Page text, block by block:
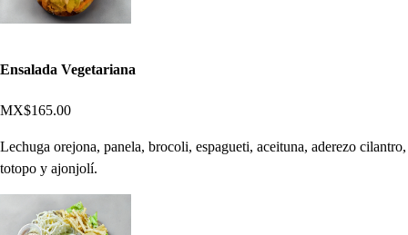
Ensalada Vegetariana
MX$165.00
Lechuga orejona, panela, brocoli, espagueti, aceituna, aderezo cilantro,
totopo y ajonjolí.